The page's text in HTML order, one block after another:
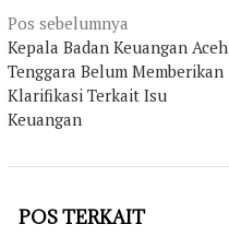
Navigasi
pos
Pos sebelumnya
Kepala Badan Keuangan Aceh
Tenggara Belum Memberikan
Klarifikasi Terkait Isu
Keuangan
POS TERKAIT